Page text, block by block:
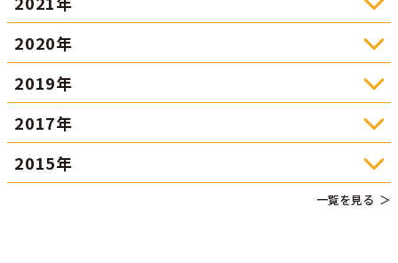
2020年
2019年
2017年
2015年
一覧を見る